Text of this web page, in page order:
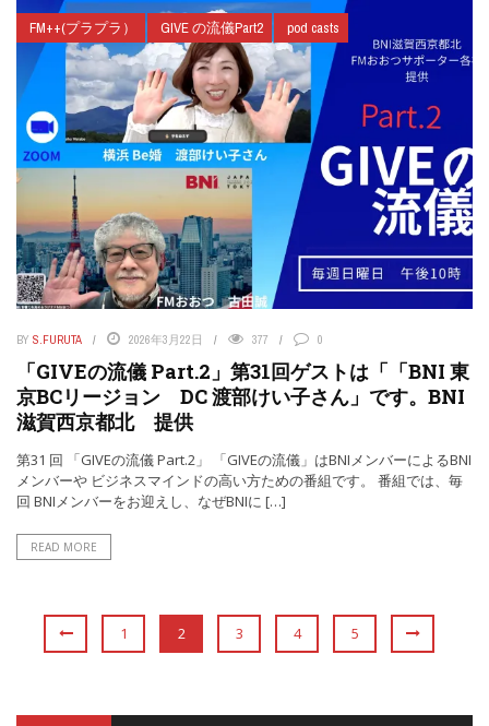
FM++(プラプラ） GIVE の流儀Part2 pod casts
BY S.FURUTA 2026年3月22日 377 0
「GIVEの流儀 Part.2」第31回ゲストは「「BNI 東
京BCリージョン DC 渡部けい子さん」です。BNI
滋賀西京都北 提供
第31 回 「GIVEの流儀 Part.2」 「GIVEの流儀」はBNIメンバーによるBNI
メンバーや ビジネスマインドの高い方ための番組です。 番組では、毎
回 BNIメンバーをお迎えし、なぜBNIに […]
READ MORE
1 2 3 4 5